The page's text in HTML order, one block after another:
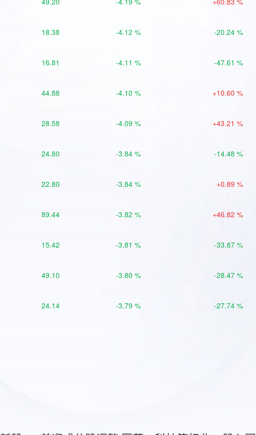
18.38 -4.12 % -20.24 %
16.81 -4.11 % -47.61 %
44.88 -4.10 % +10.60 %
28.58 -4.09 % +43.21 %
24.80 -3.84 % -14.48 %
22.80 -3.84 % +0.89 %
89.44 -3.82 % +46.82 %
15.42 -3.81 % -33.87 %
49.10 -3.80 % -28.47 %
24.14 -3.79 % -27.74 %